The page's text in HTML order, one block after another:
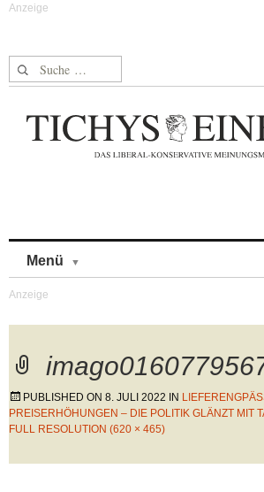
Suche nach:
Menü
PUBLISHED ON 8. JULI 2022 IN
PREISERHÖHUNGEN – DIE POLITIK GLÄNZT MIT
FULL RESOLUTION (620 × 465)